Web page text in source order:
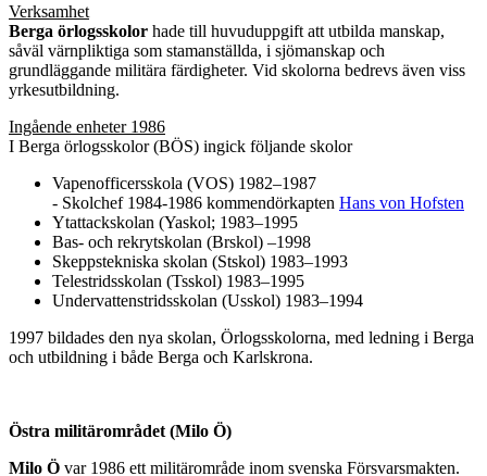
Verksamhet
Berga örlogsskolor hade till huvuduppgift att utbilda manskap,
såväl värnpliktiga som stamanställda, i sjömanskap och
grundläggande militära färdigheter. Vid skolorna bedrevs även viss
yrkesutbildning.
Ingående enheter 1986
I Berga örlogsskolor (BÖS) ingick följande skolor
Vapenofficersskola (VOS) 1982–1987
- Skolchef 1984-1986 kommendörkapten Hans von Hofsten
Ytattackskolan (Yaskol; 1983–1995
Bas- och rekrytskolan (Brskol) –1998
Skeppstekniska skolan (Stskol) 1983–1993
Telestridsskolan (Tsskol) 1983–1995
Undervattenstridsskolan (Usskol) 1983–1994
1997 bildades den nya skolan, Örlogsskolorna, med ledning i Berga
och utbildning i både Berga och Karlskrona.
Östra militärområdet (Milo Ö)
Milo Ö var 1986 ett militärområde inom svenska Försvarsmakten.